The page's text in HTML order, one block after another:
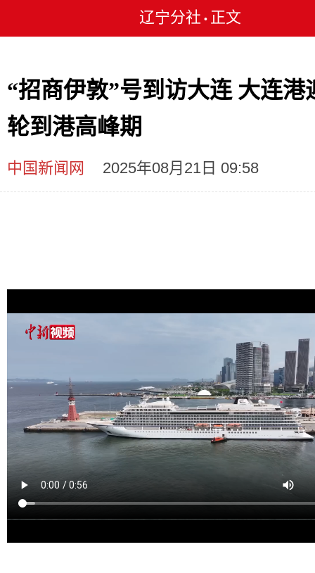
辽宁分社 • 正文
“招商伊敦”号到访大连 大连港
轮到港高峰期
中国新闻网 2025年08月21日 09:58